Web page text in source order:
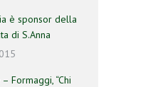
è sponsor della
di S.Anna
Formaggi, “Chi